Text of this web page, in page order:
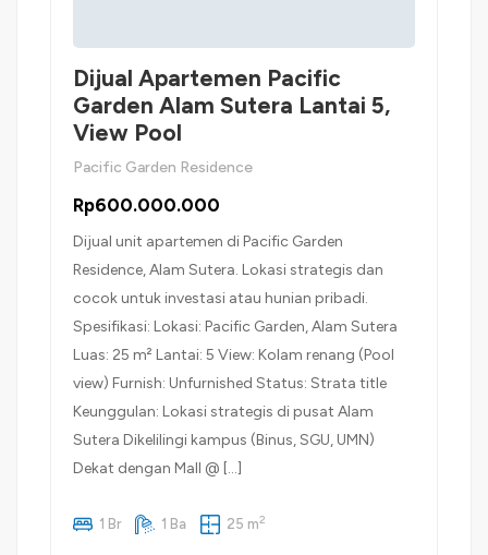
Dijual Apartemen Pacific
Garden Alam Sutera Lantai 5,
View Pool
Pacific Garden Residence
Rp600.000.000
Dijual unit apartemen di Pacific Garden
Residence, Alam Sutera. Lokasi strategis dan
cocok untuk investasi atau hunian pribadi.
Spesifikasi: Lokasi: Pacific Garden, Alam Sutera
Luas: 25 m² Lantai: 5 View: Kolam renang (Pool
view) Furnish: Unfurnished Status: Strata title
Keunggulan: Lokasi strategis di pusat Alam
Sutera Dikelilingi kampus (Binus, SGU, UMN)
Dekat dengan Mall @ […]
1 Br 1 Ba 25 m2